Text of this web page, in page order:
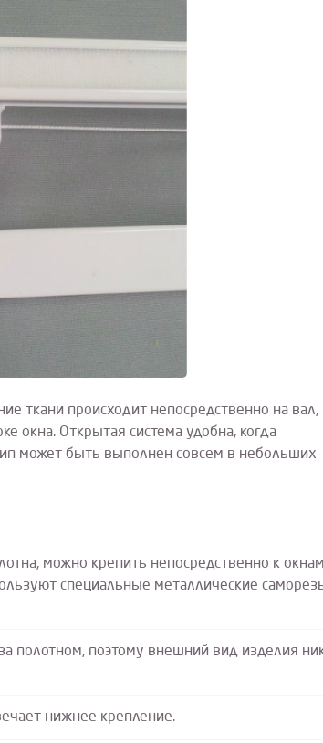
ткани происходит непосредственно на вал,
окна. Открытая система удобна, когда
может быть выполнен совсем в небольших
можно крепить непосредственно к
специальные металлические
полотном, поэтому внешний вид изделия
нижнее крепление.